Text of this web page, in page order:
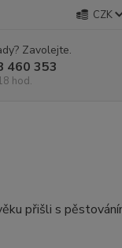
CZK
Zavolejte.
460 353
hod.
přišli s